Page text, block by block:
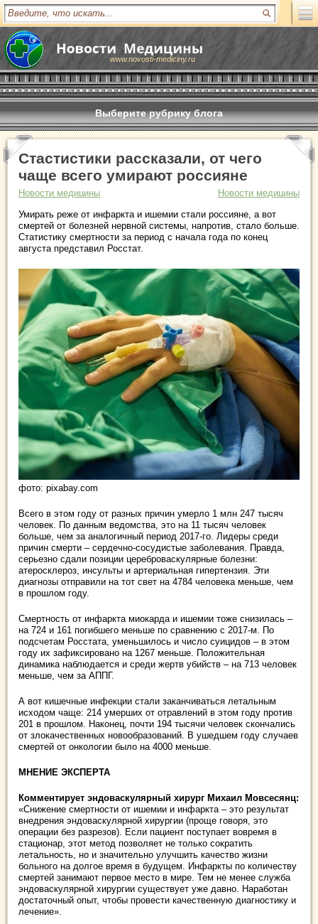
www.novosti-mediciny.ru
Выберите рубрику блога
Стастистики рассказали, от чего
чаще всего умирают россияне
Новости медицины
Новости медицины
Умирать реже от инфаркта и ишемии стали россияне, а вот
смертей от болезней нервной системы, напротив, стало больше.
Статистику смертности за период с начала года по конец
августа представил Росстат.
фото: pixabay.com
Всего в этом году от разных причин умерло 1 млн 247 тысяч
человек. По данным ведомства, это на 11 тысяч человек
больше, чем за аналогичный период 2017-го. Лидеры среди
причин смерти – сердечно-сосудистые заболевания. Правда,
серьезно сдали позиции цереброваскулярные болезни:
атеросклероз, инсульты и артериальная гипертензия. Эти
диагнозы отправили на тот свет на 4784 человека меньше, чем
в прошлом году.
Смертность от инфаркта миокарда и ишемии тоже снизилась –
на 724 и 161 погибшего меньше по сравнению с 2017-м. По
подсчетам Росстата, уменьшилось и число суицидов – в этом
году их зафиксировано на 1267 меньше. Положительная
динамика наблюдается и среди жертв убийств – на 713 человек
меньше, чем за АППГ.
А вот кишечные инфекции стали заканчиваться летальным
исходом чаще: 214 умерших от отравлений в этом году против
201 в прошлом. Наконец, почти 194 тысячи человек скончались
от злокачественных новообразований. В ушедшем году случаев
смертей от онкологии было на 4000 меньше.
МНЕНИЕ ЭКСПЕРТА
Комментирует эндоваскулярный хирург Михаил Мовсесянц:
«Снижение смертности от ишемии и инфаркта – это результат
внедрения эндоваскулярной хирургии (проще говоря, это
операции без разрезов). Если пациент поступает вовремя в
стационар, этот метод позволяет не только сократить
летальность, но и значительно улучшить качество жизни
больного на долгое время в будущем. Инфаркты по количеству
смертей занимают первое место в мире. Тем не менее служба
эндоваскулярной хирургии существует уже давно. Наработан
достаточный опыт, чтобы провести качественную диагностику и
лечение».